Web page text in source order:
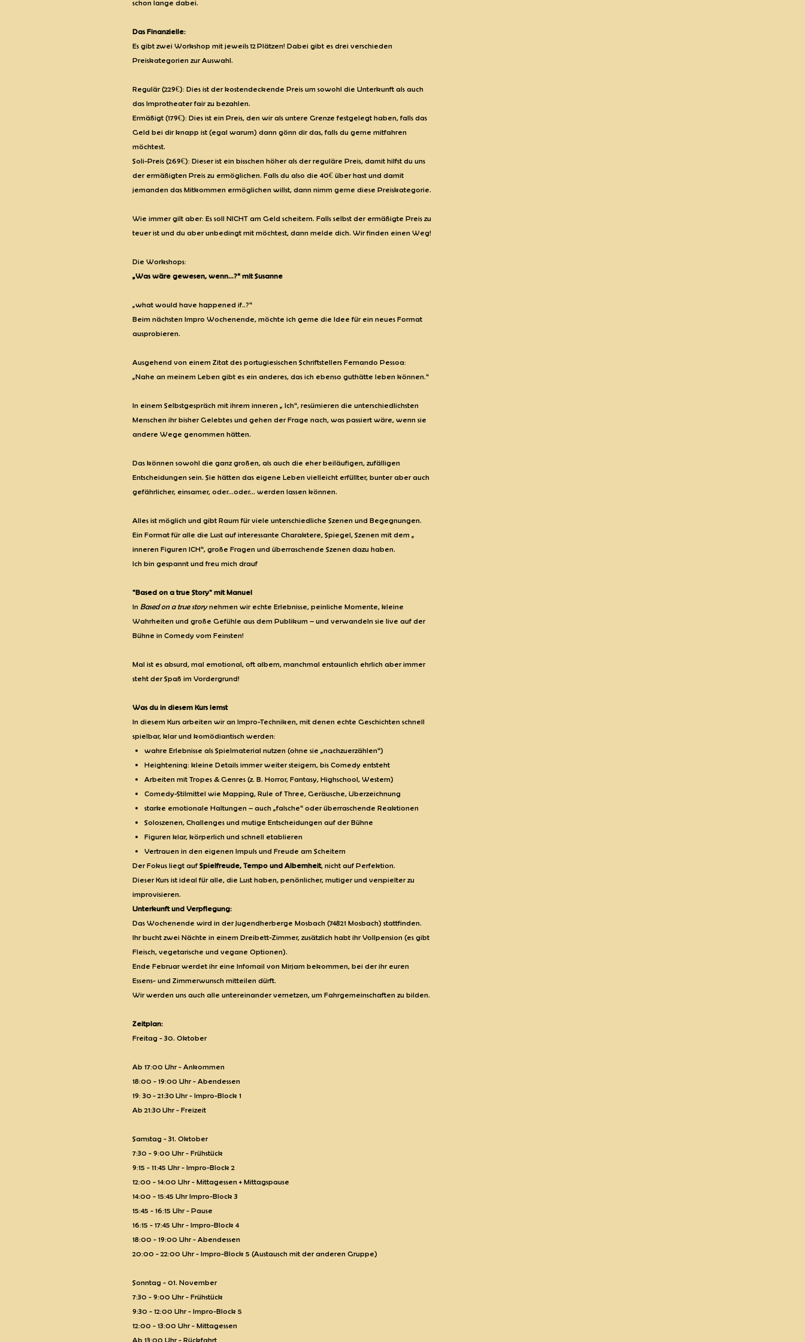
schon lange dabei.
Das Finanzielle:
Es gibt zwei Workshop mit jeweils 12 Plätzen! Dabei gibt es drei verschieden
Preiskategorien zur Auswahl.
Regulär (229€): Dies ist der kostendeckende Preis um sowohl die Unterkunft als auch
das Improtheater fair zu bezahlen.
Ermäßigt (179€): Dies ist ein Preis, den wir als untere Grenze festgelegt haben, falls das
Geld bei dir knapp ist (egal warum) dann gönn dir das, falls du gerne mitfahren
möchtest.
Soli-Preis (269€): Dieser ist ein bisschen höher als der reguläre Preis, damit hilfst du uns
der ermäßigten Preis zu ermöglichen. Falls du also die 40€ über hast und damit
jemanden das Mitkommen ermöglichen willst, dann nimm gerne diese Preiskategorie.
Wie immer gilt aber: Es soll NICHT am Geld scheitern. Falls selbst der ermäßigte Preis zu
teuer ist und du aber unbedingt mit möchtest, dann melde dich. Wir finden einen Weg!
Die Workshops:
„Was wäre gewesen, wenn...?“ mit Susanne
„what would have happened if..?“
Beim nächsten Impro Wochenende, möchte ich gerne die Idee für ein neues Format
ausprobieren.
Ausgehend von einem Zitat des portugiesischen Schriftstellers Fernando Pessoa:
„Nahe an meinem Leben gibt es ein anderes, das ich ebenso guthätte leben können.“
In einem Selbstgespräch mit ihrem inneren „ Ich“, resümieren die unterschiedlichsten
Menschen ihr bisher Gelebtes und gehen der Frage nach, was passiert wäre, wenn sie
andere Wege genommen hätten.
Das können sowohl die ganz großen, als auch die eher beiläufigen, zufälligen
Entscheidungen sein. Sie hätten das eigene Leben vielleicht erfüllter, bunter aber auch
gefährlicher, einsamer, oder...oder... werden lassen können.
Alles ist möglich und gibt Raum für viele unterschiedliche Szenen und Begegnungen.
Ein Format für alle die Lust auf interessante Charaktere, Spiegel, Szenen mit dem „
inneren Figuren ICH“, große Fragen und überraschende Szenen dazu haben.
Ich bin gespannt und freu mich drauf
"Based on a true Story" mit Manuel
In Based on a true storynehmen wir echte Erlebnisse, peinliche Momente, kleine
Wahrheiten und große Gefühle aus dem Publikum – und verwandeln sie live auf der
Bühne in Comedy vom Feinsten!
Mal ist es absurd, mal emotional, oft albern, manchmal erstaunlich ehrlich aber immer
steht der Spaß im Vordergrund!
Was du in diesem Kurs lernst
In diesem Kurs arbeiten wir an Impro-Techniken, mit denen echte Geschichten schnell
spielbar, klar und komödiantisch werden:
wahre Erlebnisse als Spielmaterial nutzen (ohne sie „nachzuerzählen“)
Heightening: kleine Details immer weiter steigern, bis Comedy entsteht
Arbeiten mit Tropes & Genres (z. B. Horror, Fantasy, Highschool, Western)
Comedy-Stilmittel wie Mapping, Rule of Three, Geräusche, Überzeichnung
starke emotionale Haltungen – auch „falsche“ oder überraschende Reaktionen
Soloszenen, Challenges und mutige Entscheidungen auf der Bühne
Figuren klar, körperlich und schnell etablieren
Vertrauen in den eigenen Impuls und Freude am Scheitern
Der Fokus liegt auf Spielfreude, Tempo und Albernheit, nicht auf Perfektion.
Dieser Kurs ist ideal für alle, die Lust haben, persönlicher, mutiger und verspielter zu
improvisieren.
Unterkunft und Verpflegung:
Das Wochenende wird in der Jugendherberge Mosbach (74821 Mosbach) stattfinden.
Ihr bucht zwei Nächte in einem Dreibett-Zimmer, zusätzlich habt ihr Vollpension (es gibt
Fleisch, vegetarische und vegane Optionen).
Ende Februar werdet ihr eine Infomail von Mirjam bekommen, bei der ihr euren
Essens- und Zimmerwunsch mitteilen dürft.
Wir werden uns auch alle untereinander vernetzen, um Fahrgemeinschaften zu bilden.
Zeitplan:
Freitag - 30. Oktober
Ab 17:00 Uhr - Ankommen
18:00 - 19:00 Uhr - Abendessen
19: 30 - 21:30 Uhr - Impro-Block 1
Ab 21:30 Uhr - Freizeit
Samstag - 31. Oktober
7:30 - 9:00 Uhr - Frühstück
9:15 - 11:45 Uhr - Impro-Block 2
12:00 - 14:00 Uhr - Mittagessen + Mittagspause
14:00 - 15:45 Uhr Impro-Block 3
15:45 - 16:15 Uhr - Pause
16:15 - 17:45 Uhr - Impro-Block 4
18:00 - 19:00 Uhr - Abendessen
20:00 - 22:00 Uhr - Impro-Block 5 (Austausch mit der anderen Gruppe)
Sonntag - 01. November
7:30 - 9:00 Uhr - Frühstück
9:30 - 12:00 Uhr - Impro-Block 5
12:00 - 13:00 Uhr - Mittagessen
Ab 13:00 Uhr - Rückfahrt